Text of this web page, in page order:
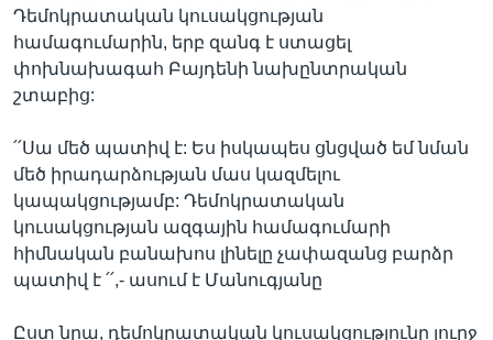
Դեմոկրատական կուսակցության
համագումարին, երբ զանգ է ստացել
փոխնախագահ Բայդենի նախընտրական
շտաբից:
՛՛Սա մեծ պատիվ է: Ես իսկապես ցնցված եմ նման
մեծ իրադարձության մաս կազմելու
կապակցությամբ: Դեմոկրատական
կուսակցության ազգային համագումարի
հիմնական բանախոս լինելը չափազանց բարձր
պատիվ է ՛՛,- ասում է Մանուգյանը
Ըստ նրա, դեմոկրատական կուսակցությունը լուրջ